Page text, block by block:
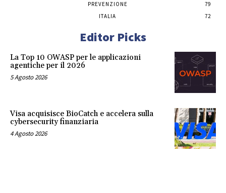
PREVENZIONE
79
ITALIA
72
Editor Picks
La Top 10 OWASP per le applicazioni
agentiche per il 2026
5 Agosto 2026
Visa acquisisce BioCatch e accelera sulla
cybersecurity finanziaria
4 Agosto 2026